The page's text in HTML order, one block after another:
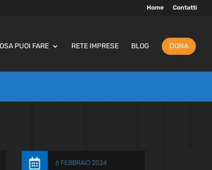
Home Contatti
PUOI FARE RETE IMPRESE BLOG DONA
 6 FEBBRAIO 2024